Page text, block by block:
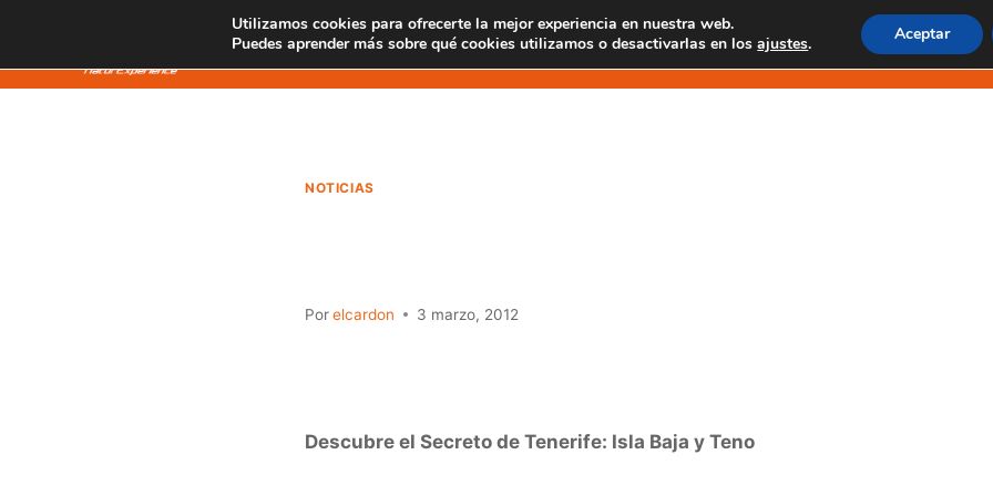
contenido
SENDERISMO EN MASCA EXPERIENCIAS EN TENO
NOTICIAS
Porelcardon 3 marzo, 2012
Descubre el Secreto de Tenerife: Isla Baja y Teno
Utilizamos cookies para ofrecerte la mejor experiencia en nuestra web.
Puedes aprender más sobre qué cookies utilizamos o desactivarlas en losajustes. Aceptar